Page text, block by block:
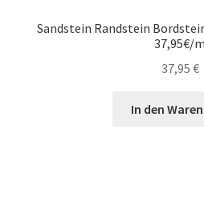
Sandstein Randstein
37,95€/m
37,95 €
In den